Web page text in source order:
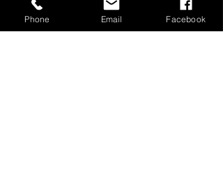
Phone Email Facebook